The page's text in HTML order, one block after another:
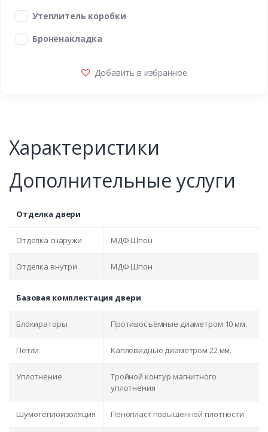
Утеплитель коробки
Броненакладка
Добавить в избранное
Характеристики
Дополнительные услуги
Отделка двери
Отделка снаружи МДФ Шпон
Отделка внутри МДФ Шпон
Базовая комплектация двери
Блокираторы Противосъёмные диаметром 10 мм.
Петли Каплевидные диаметром 22 мм.
Уплотнение
Тройной контур магнитного
уплотнения
Шумотеплоизоляция Пенопласт повышенной плотности